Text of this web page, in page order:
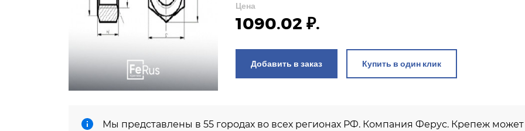
Цена
1090.02 ₽.
Добавить в заказ Купить в один клик
Мы представлены в 55 городах во всех регионах РФ. Компания Ферус. Крепеж